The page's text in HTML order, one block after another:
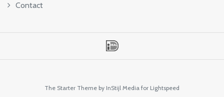
Contact
The Starter Theme by InStijl Media for Lightspeed